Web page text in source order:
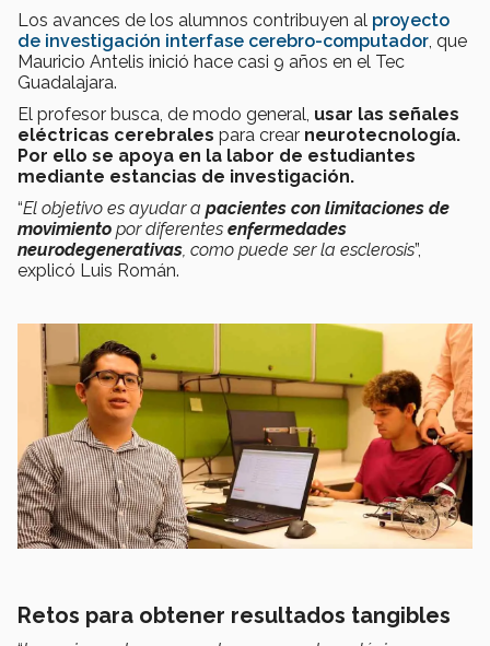
Los avances de los alumnos contribuyen al proyecto
de investigación interfase cerebro-computador , que
Mauricio Antelis inició hace casi 9 años en el Tec
Guadalajara.
El profesor busca, de modo general, usar las señales
eléctricas cerebrales para crear neurotecnología.
Por ello se apoya en la labor de estudiantes
mediante estancias de investigación.
“El objetivo es ayudar a pacientes con limitaciones de
movimiento por diferentes enfermedades
neurodegenerativas , como puede ser la esclerosis”,
explicó Luis Román.
Retos para obtener resultados tangibles